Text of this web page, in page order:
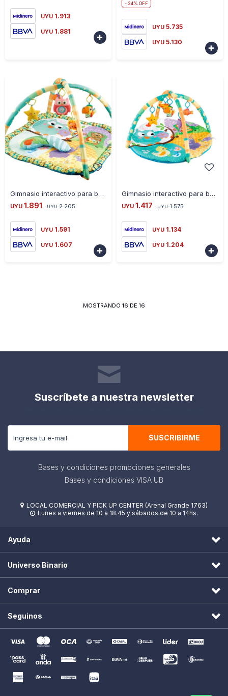
UYU 1.913
UYU 1.881

24
UYU 5.735
UYU 5.130

Gimnasio interactivo para bebé búho y sus amigos
UYU 1.891 UYU 2.205
UYU 1.591
UYU 1.607

Gimnasio interactivo para bebe circular con rama buho
UYU 1.417 UYU 1.575
UYU 1.134
UYU 1.204

MOSTRANDO 16 DE 16
Suscríbete a nuestra newsletter
SUSCRIBIRME
Bases y condiciones promociones generales
Bases y condiciones VISA UB
 LOCAL COMERCIAL Y PICK UP CENTER (Arenal Grande 1763)
 Lunes a viernes de 10 a 18.45 y sábados de 10 a 14hs.
Ayuda
Universo Binario
Comprar
Seguinos